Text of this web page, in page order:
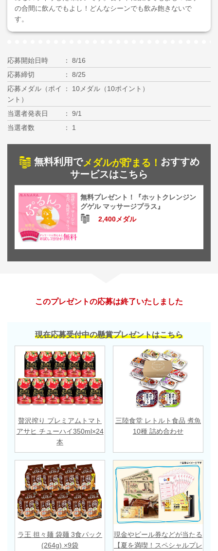
の合間に飲んでもよし！どんなシーンでも飲み飽きないで
す。
応募開始日時
8/16
応募締切
8/25
応募メダル（ポイ
ント）
10メダル（10ポイント）
当選者発表日
9/1
当選者数
1
無料利用でメダルが貯まる！ おすすめ
サービスはこちら
無料プレゼント！『ホットクレンジン
グゲル マッサージプラス』
2,400メダル
このプレゼントの応募は終了いたしました
現在応募受付中の懸賞プレゼントはこちら
贅沢搾り プレミアムトマト
アサヒ チューハイ350ml×24
本
三陸食堂 レトルト食品 煮魚
10種 詰め合わせ
ラ王 担々麺 袋麺 3食パック
(264g) ×9袋
現金やビール券などが当たる
【夏を満喫！スペシャルプレ